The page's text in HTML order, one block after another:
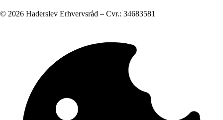
© 2026 Haderslev Erhvervsråd – Cvr.: 34683581